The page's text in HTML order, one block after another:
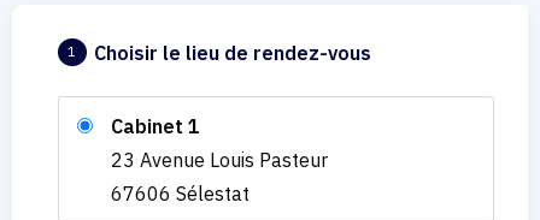
1 Choisir le lieu de rendez-vous
Cabinet 1
23 Avenue Louis Pasteur
67606 Sélestat